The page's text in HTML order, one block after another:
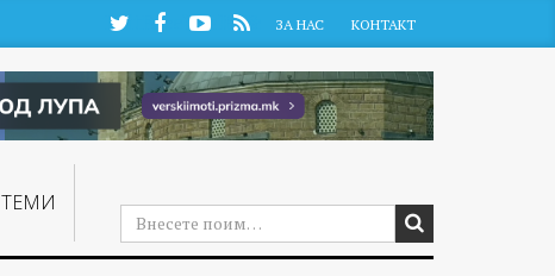
TwitterFacebookYouTube
RSS ЗА НАС КОНТАКТ
ТЕМИ